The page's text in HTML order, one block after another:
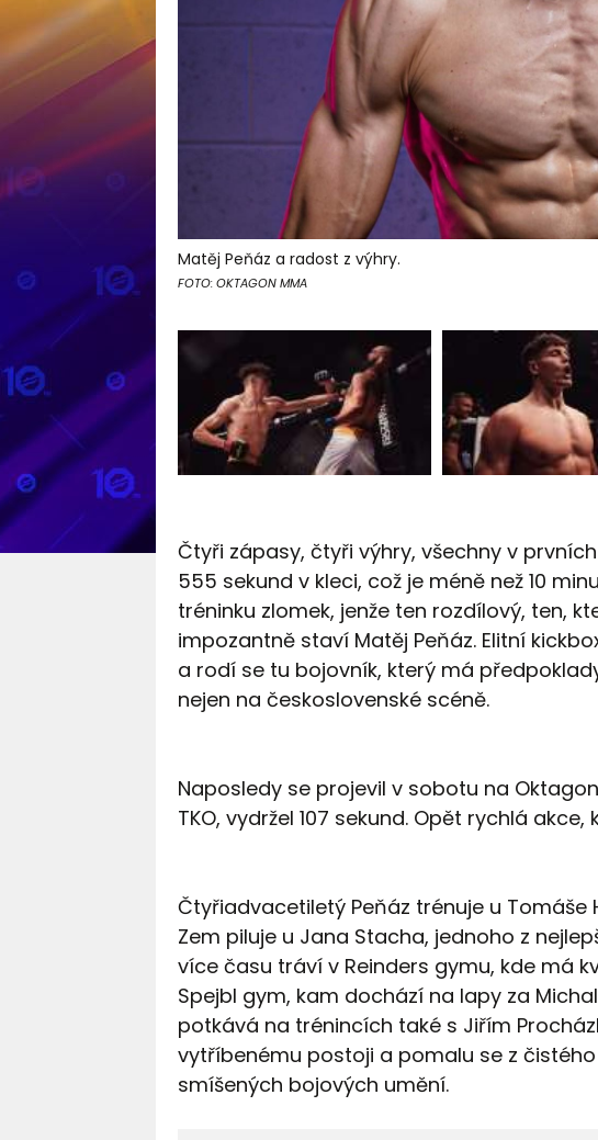
Matěj Peňáz a radost z výhry.
FOTO: OKTAGON MMA
Čtyři zápasy, čtyři výhry, všechny v prvních
555 sekund v kleci, což je méně než 10
tréninku zlomek, jenže ten rozdílový, ten,
impozantně staví Matěj Peňáz. Elitní
a rodí se tu bojovník, který má
nejen na československé scéně.
Naposledy se projevil v sobotu na
TKO, vydržel 107 sekund. Opět rychlá
Čtyřiadvacetiletý Peňáz trénuje u Tomáše
Zem piluje u Jana Stacha, jednoho z
více času tráví v Reinders gymu, kde má
Spejbl gym, kam dochází na lapy za
potkává na trénincích také s Jiřím
vytříbenému postoji a pomalu se z
smíšených bojových umění.